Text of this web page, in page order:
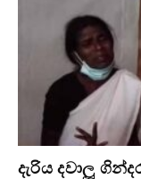
දැරිය දවාලූ